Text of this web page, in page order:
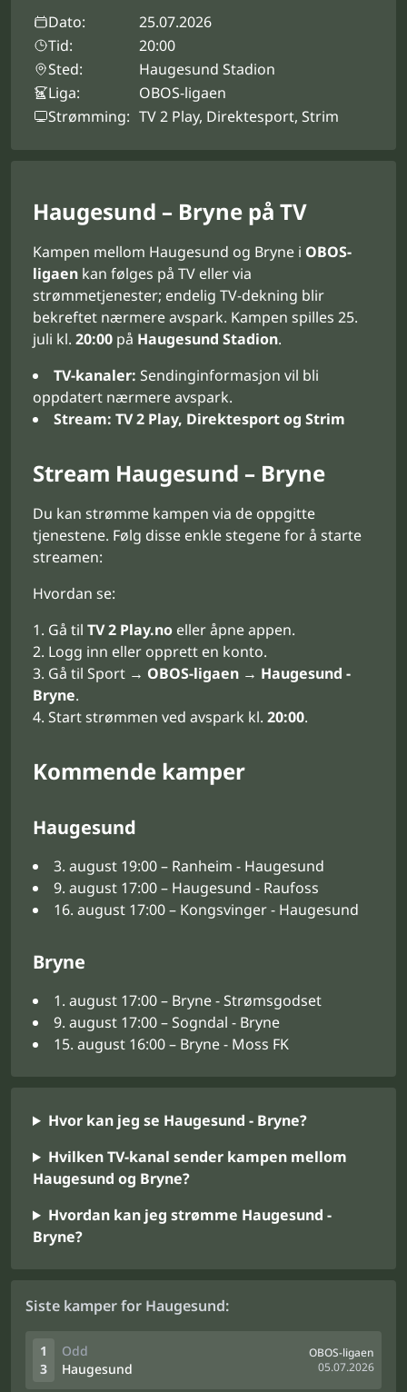
Dato:
25.07.2026
Tid:
20:00
Sted:
Haugesund Stadion
Liga:
OBOS-ligaen
Strømming: TV 2 Play, Direktesport, Strim
Haugesund – Bryne på TV
Kampen mellom Haugesund og Bryne i OBOS-
ligaen kan følges på TV eller via
strømmetjenester; endelig TV-dekning blir
bekreftet nærmere avspark. Kampen spilles 25.
juli kl. 20:00 på Haugesund Stadion.
TV-kanaler: Sendinginformasjon vil bli
oppdatert nærmere avspark.
Stream: TV 2 Play, Direktesport og Strim
Stream Haugesund – Bryne
Du kan strømme kampen via de oppgitte
tjenestene. Følg disse enkle stegene for å starte
streamen:
Hvordan se:
Gå til TV 2 Play.no eller åpne appen.
Logg inn eller opprett en konto.
Gå til Sport → OBOS-ligaen → Haugesund -
Bryne.
Start strømmen ved avspark kl. 20:00.
Kommende kamper
Haugesund
3. august 19:00 – Ranheim - Haugesund
9. august 17:00 – Haugesund - Raufoss
16. august 17:00 – Kongsvinger - Haugesund
Bryne
1. august 17:00 – Bryne - Strømsgodset
9. august 17:00 – Sogndal - Bryne
15. august 16:00 – Bryne - Moss FK
Hvor kan jeg se Haugesund - Bryne?
Hvilken TV-kanal sender kampen mellom
Haugesund og Bryne?
Hvordan kan jeg strømme Haugesund -
Bryne?
Siste kamper for Haugesund:
1
3
Odd
Haugesund
OBOS-ligaen
05.07.2026